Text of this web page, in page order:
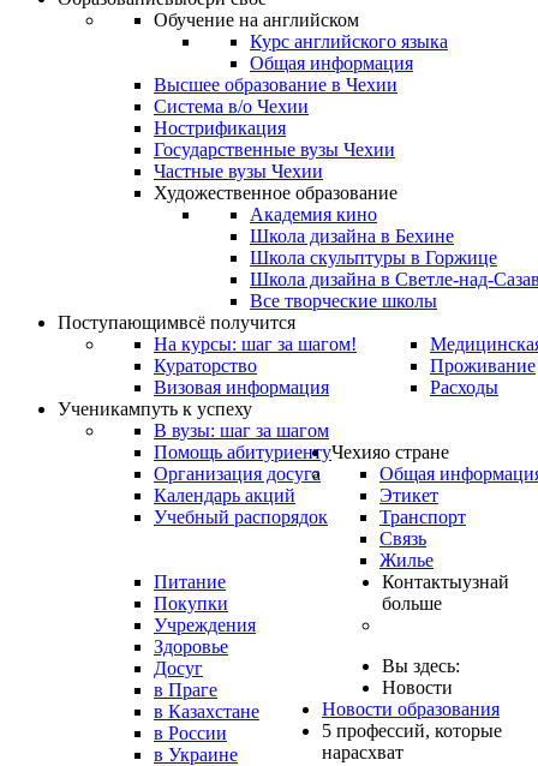
Обучение на английском
Курс английского языка
Общая информация
Высшее образование в Чехии
Система в/о Чехии
Нострификация
Государственные вузы Чехии
Частные вузы Чехии
Художественное образование
Академия кино
Школа дизайна в Бехине
Школа скульптуры в Горжице
Школа дизайна в Светле-над-
Все творческие школы
Поступающимвсё получится
На курсы: шаг за шагом!
Кураторство
Визовая информация
Проживание
Расходы
Ученикампуть к успеху
В вузы: шаг за шагом
Помощь абитуриенту
Организация досуга
Календарь акций
Учебный распорядок
Чехияо стране
Общая
Этикет
Транспорт
Связь
Жилье
Питание
Покупки
Учреждения
Здоровье
Досуг
Контактыузнай
больше
в Праге
в Казахстане
в России
в Украине
Вы здесь:
Новости
Новости образования
5 профессий, которые
нарасхват